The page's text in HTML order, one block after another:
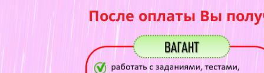
После оплаты Вы